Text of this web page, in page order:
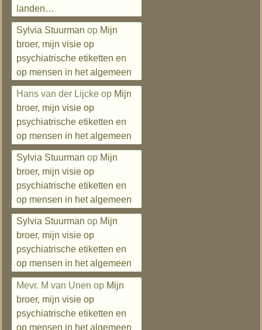
landen…
Sylvia Stuurman op Mijn
broer, mijn visie op
psychiatrische etiketten en
op mensen in het algemeen
Hans van der Lijcke op Mijn
broer, mijn visie op
psychiatrische etiketten en
op mensen in het algemeen
Sylvia Stuurman op Mijn
broer, mijn visie op
psychiatrische etiketten en
op mensen in het algemeen
Sylvia Stuurman op Mijn
broer, mijn visie op
psychiatrische etiketten en
op mensen in het algemeen
Mevr. M van Unen op Mijn
broer, mijn visie op
psychiatrische etiketten en
op mensen in het algemeen